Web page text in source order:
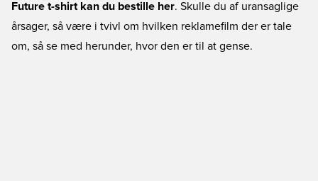
Future t-shirt kan du bestille her. Skulle du af uransaglige
årsager, så være i tvivl om hvilken reklamefilm der er tale
om, så se med herunder, hvor den er til at gense.